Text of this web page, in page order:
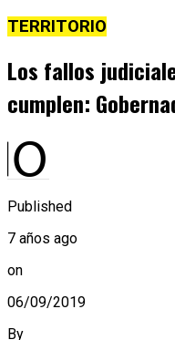
TERRITORIO
Los fallos
cumplen:
Published
7 años ago
on
06/09/2019
By